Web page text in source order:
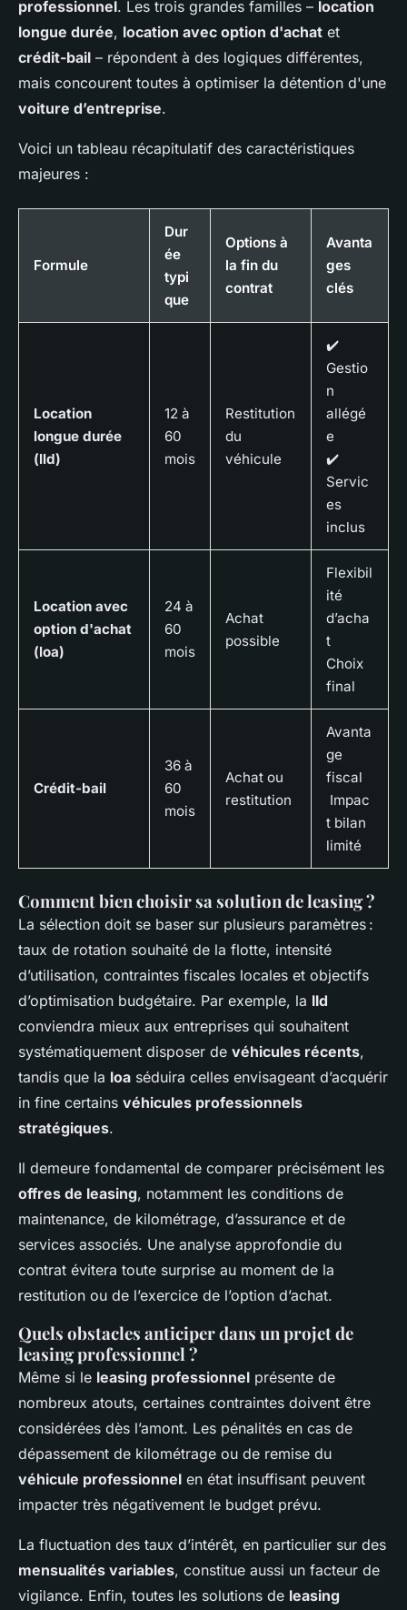
professionnel. Les trois grandes familles – location
longue durée, location avec option d'achat et
crédit-bail – répondent à des logiques différentes,
mais concourent toutes à optimiser la détention d'une
voiture d’entreprise.
Voici un tableau récapitulatif des caractéristiques
majeures :
Formule
Dur
ée
typi
que
Options à
la fin du
contrat
Avanta
ges
clés
Location
longue durée
(lld)
12 à
60
mois
Restitution
du
véhicule
✔️
Gestio
n
allégé
e
✔️
Servic
es
inclus
Location avec
option d'achat
(loa)
24 à
60
mois
Achat
possible
Flexibil
ité
d’acha
t
Choix
final
Crédit-bail
36 à
60
mois
Achat ou
restitution
Avanta
ge
fiscal
Impac
t bilan
limité
Comment bien choisir sa solution de leasing ?
La sélection doit se baser sur plusieurs paramètres :
taux de rotation souhaité de la flotte, intensité
d’utilisation, contraintes fiscales locales et objectifs
d’optimisation budgétaire. Par exemple, la lld
conviendra mieux aux entreprises qui souhaitent
systématiquement disposer de véhicules récents,
tandis que la loa séduira celles envisageant d’acquérir
in fine certains véhicules professionnels
stratégiques.
Il demeure fondamental de comparer précisément les
offres de leasing, notamment les conditions de
maintenance, de kilométrage, d’assurance et de
services associés. Une analyse approfondie du
contrat évitera toute surprise au moment de la
restitution ou de l’exercice de l’option d’achat.
Quels obstacles anticiper dans un projet de
leasing professionnel ?
Même si le leasing professionnel présente de
nombreux atouts, certaines contraintes doivent être
considérées dès l’amont. Les pénalités en cas de
dépassement de kilométrage ou de remise du
véhicule professionnel en état insuffisant peuvent
impacter très négativement le budget prévu.
La fluctuation des taux d’intérêt, en particulier sur des
mensualités variables, constitue aussi un facteur de
vigilance. Enfin, toutes les solutions de leasing